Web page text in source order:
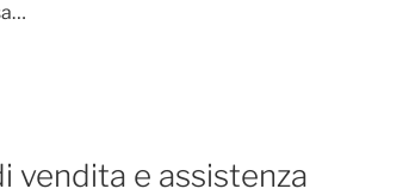
vendita e assistenza